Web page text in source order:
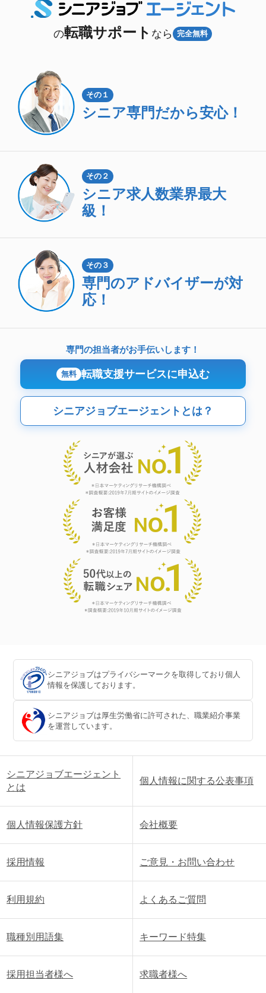
の転職サポート なら 完全無料
その１
シニア専門だから安心！
その２
シニア求人数業界最大
級！
その３
専門のアドバイザーが対
応！
専門の担当者がお手伝いします！
無料 転職支援サービスに申込む
シニアジョブエージェントとは？
シニアジョブはプライバシーマークを取得しており個人
情報を保護しております。
シニアジョブは厚生労働省に許可された、職業紹介事業
を運営しています。
シニアジョブエージェント
とは
個人情報に関する公表事項
個人情報保護方針 会社概要
採用情報 ご意見・お問い合わせ
利用規約 よくあるご質問
職種別用語集 キーワード特集
採用担当者様へ 求職者様へ